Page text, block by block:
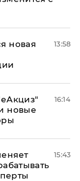
новая
13:58
новые
16:14
15:43